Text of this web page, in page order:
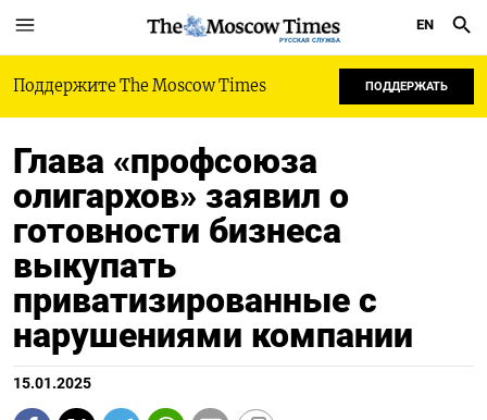
РУССКАЯ СЛУЖБА
EN
Поддержите The Moscow Times ПОДДЕРЖАТЬ
Глава «профсоюза
олигархов» заявил о
готовности бизнеса
выкупать
приватизированные с
нарушениями компании
15.01.2025